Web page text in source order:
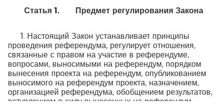
Статья 1. Предмет регулирования Закона
1. Настоящий Закон устанавливает принципы
проведения референдума, регулирует отношения,
связанные с правом на участие в референдуме,
вопросами, выносимыми на референдум, порядком
вынесения проекта на референдум, опубликованием
выносимого на референдум проекта, назначением,
организацией референдума, обобщением результатов,
вступлением в силу вынесенных на референдум